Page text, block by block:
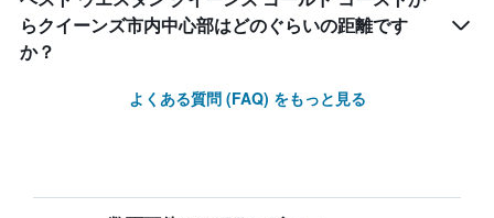
らクイーンズ市内中心部はどのぐらいの距離です
か？
よくある質問 (FAQ) をもっと見る